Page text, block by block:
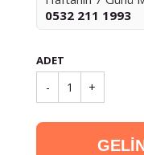
0532 211 1993
ADET
- 1 +